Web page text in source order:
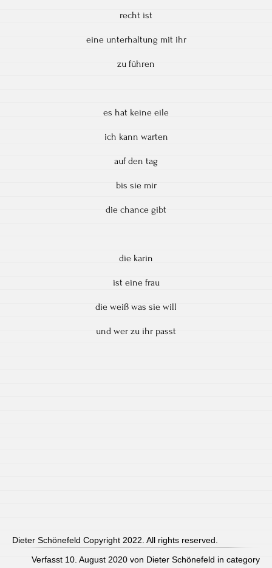
recht ist
eine unterhaltung mit ihr
zu führen
es hat keine eile
ich kann warten
auf den tag
bis sie mir
die chance gibt
die karin
ist eine frau
die weiß was sie will
und wer zu ihr passt
Dieter Schönefeld Copyright 2022. All rights reserved.
Verfasst 10. August 2020 von Dieter Schönefeld in category